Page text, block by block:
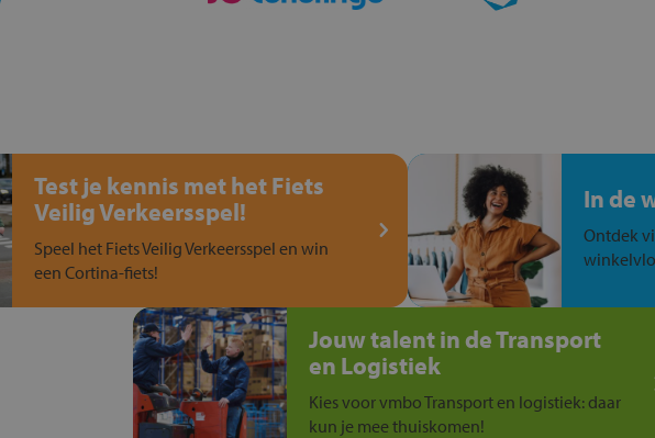
Test je kennis met het Fiets
Veilig Verkeersspel!
Speel het Fiets Veilig Verkeersspel en win
een Cortina-fiets!
In de
Ontdek
Jouw talent in de Transport
en Logistiek
Kies voor vmbo Transport en logistiek: daar
kun je mee thuiskomen!